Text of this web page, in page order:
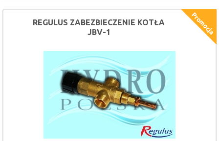
REGULUS ZABEZBIECZENIE KOTŁA
JBV-1